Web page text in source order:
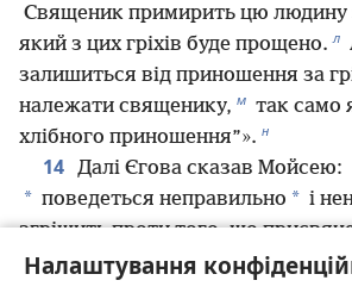
Налаштування
Священик примирить цю людину
який з цих гріхів буде прощено. л
залишиться від приношення за
належати священику, м так само
хлібного приношення”». н
14 Далі Єгова сказав Мойсею:
* поведеться неправильно * і
згрішить проти того, що
нехай складе Єгові приношення